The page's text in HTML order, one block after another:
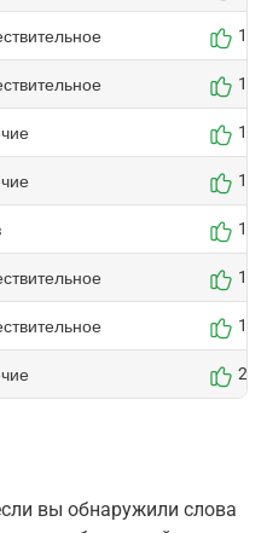
1
1
1
1
1
1
1
2
вы обнаружили слова